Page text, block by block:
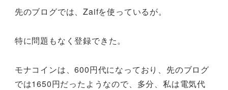
先のブログでは、Zaifを使っているが。
特に問題もなく登録できた。
モナコインは、600円代になっており、先のブログ
では1650円だったようなので、多分、私は電気代